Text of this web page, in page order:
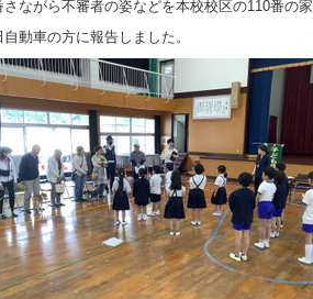
さながら不審者の姿などを本校校区の110番の家
自動車の方に報告しました。